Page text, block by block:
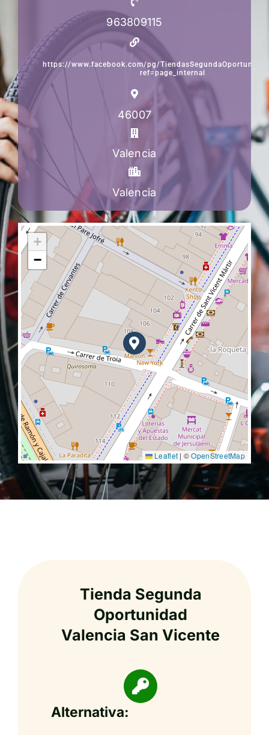
963809115
https://www.facebook.com/pg/
ref=page_internal
46007
Valencia
Valencia
+
−
Leaflet | ©OpenStreetMap
Tienda Segunda
Oportunidad
Valencia San Vicente
Alternativa: